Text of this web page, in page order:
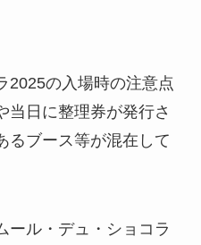
2025の入場時の注意点
当日に整理券が発行さ
るブース等が混在して
ール・デュ・ショコラ